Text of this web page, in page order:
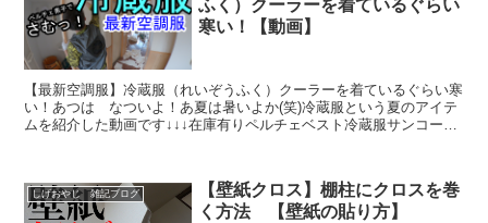
ふく）クーラーを着ているぐらい
寒い！【動画】
【最新空調服】冷蔵服（れいぞうふく）クーラーを着ているぐらい寒
い！あつは なついよ！あ夏は暑いよか(笑)冷蔵服という夏のアイテ
ムを紹介した動画です↓↓↓在庫有りペルチェベスト冷蔵服サンコーク
しげおやじ 雑記ブログ
【壁紙クロス】棚柱にクロスを巻
く方法 【壁紙の貼り方】